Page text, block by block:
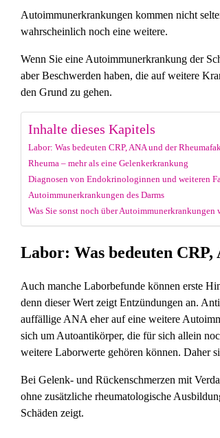
Autoimmunerkrankungen kommen nicht
wahrscheinlich noch eine weitere.
Wenn Sie eine Autoimmunerkrankung der
aber Beschwerden haben, die auf weitere
den Grund zu gehen.
Inhalte dieses Kapitels
Labor: Was bedeuten CRP, ANA und der
Rheuma – mehr als eine Gelenkerkrankung
Diagnosen von Endokrinologinnen und weiteren
Autoimmunerkrankungen des Darms
Was Sie sonst noch über Autoimmunerkrankungen
Labor: Was bedeuten
Auch manche Laborbefunde können erste
denn dieser Wert zeigt Entzündungen an.
auffällige ANA eher auf eine weitere
sich um Autoantikörper, die für sich allein
weitere Laborwerte gehören können. Daher
Bei Gelenk- und Rückenschmerzen mit
ohne zusätzliche rheumatologische
Schäden zeigt.